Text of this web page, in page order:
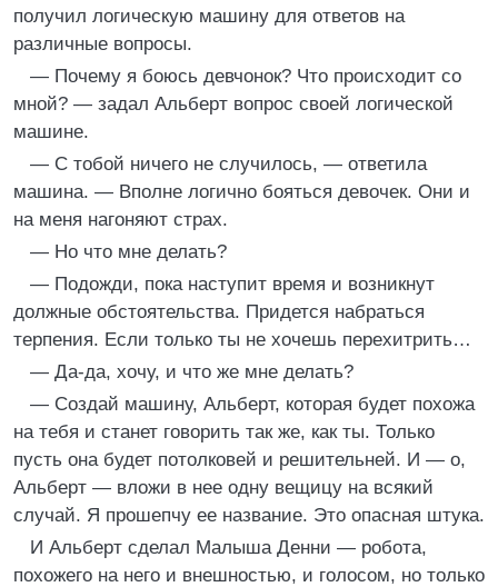
получил логическую машину для ответов на
различные вопросы.
— Почему я боюсь девчонок? Что происходит со
мной? — задал Альберт вопрос своей логической
машине.
— С тобой ничего не случилось, — ответила
машина. — Вполне логично бояться девочек. Они и
на меня нагоняют страх.
— Но что мне делать?
— Подожди, пока наступит время и возникнут
должные обстоятельства. Придется набраться
терпения. Если только ты не хочешь перехитрить…
— Да-да, хочу, и что же мне делать?
— Создай машину, Альберт, которая будет похожа
на тебя и станет говорить так же, как ты. Только
пусть она будет потолковей и решительней. И — о,
Альберт — вложи в нее одну вещицу на всякий
случай. Я прошепчу ее название. Это опасная штука.
И Альберт сделал Малыша Денни — робота,
похожего на него и внешностью, и голосом, но только